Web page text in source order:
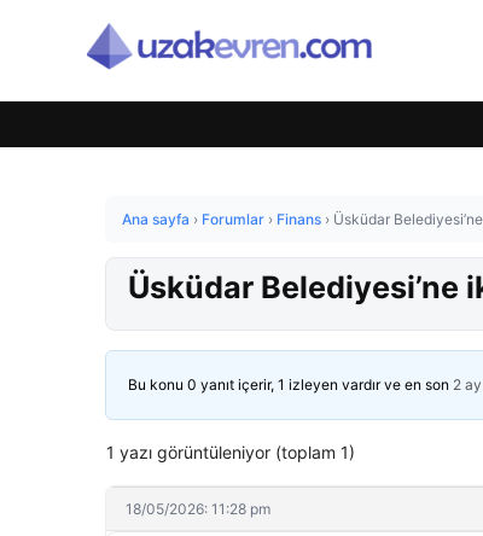
Ana sayfa › Forumlar › Finans › Üsküdar
Üsküdar Belediyesi’ne
Bu konu 0 yanıt içerir, 1 izleyen vardır ve en son 2
1 yazı görüntüleniyor (toplam 1)
18/05/2026: 11:28 pm